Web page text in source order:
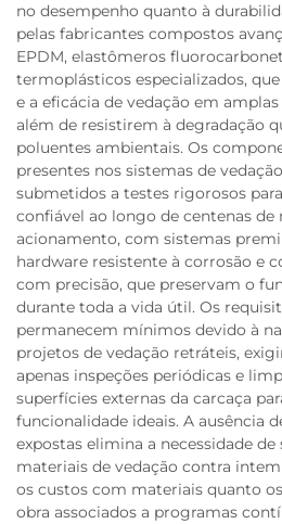
no desempenho quanto à
pelas fabricantes compostos
EPDM, elastômeros
termoplásticos especializados,
e a eficácia de vedação em
além de resistirem à degradação
poluentes ambientais. Os
presentes nos sistemas de
submetidos a testes rigorosos
confiável ao longo de centenas de
acionamento, com sistemas
hardware resistente à corrosão e
com precisão, que preservam o
durante toda a vida útil. Os
permanecem mínimos devido à
projetos de vedação retráteis,
apenas inspeções periódicas e
superfícies externas da carcaça
funcionalidade ideais. A ausência
expostas elimina a necessidade
materiais de vedação contra
os custos com materiais quanto
obra associados a programas